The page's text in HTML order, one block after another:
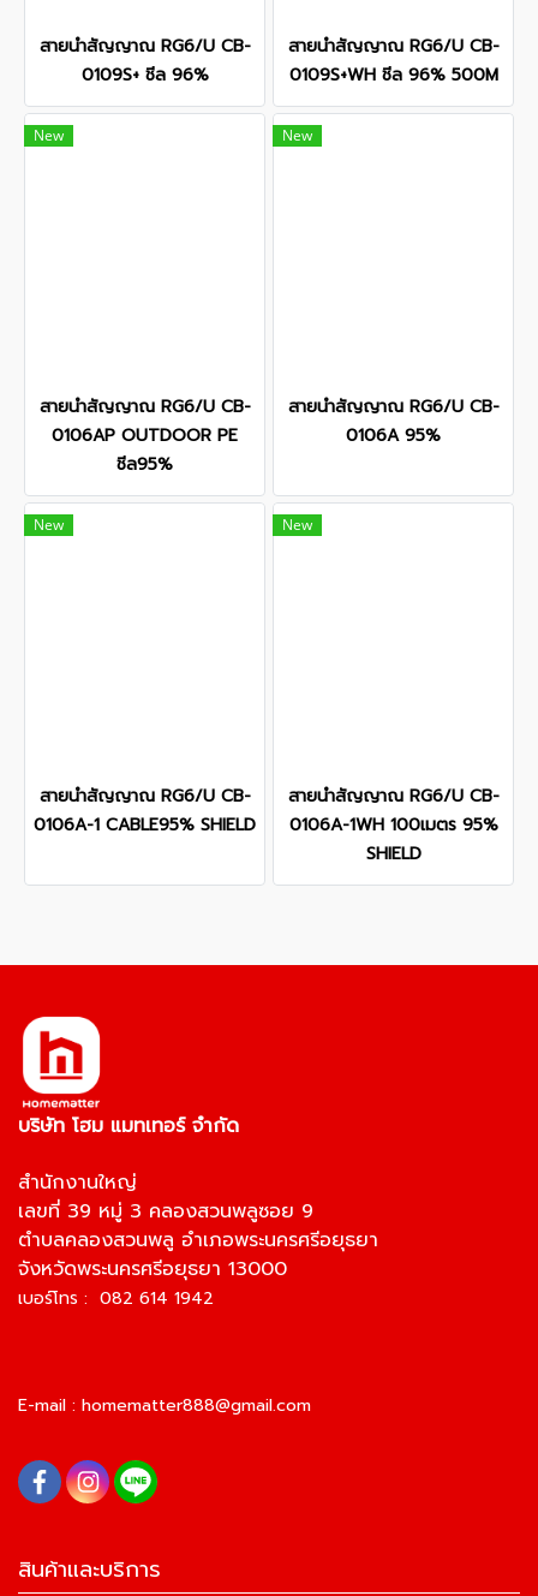
สายนำสัญญาณ RG6/U CB-
0109S+ ชีล 96%
สายนำสัญญาณ RG6/U CB-
0109S+WH ชีล 96% 500M
New
สายนำสัญญาณ RG6/U CB-
0106AP OUTDOOR PE
ชีล95%
New
สายนำสัญญาณ RG6/U CB-
0106A 95%
New
สายนำสัญญาณ RG6/U CB-
0106A-1 CABLE95% SHIELD
New
สายนำสัญญาณ RG6/U CB-
0106A-1WH 100เมตร 95%
SHIELD
บริษัท โฮม แมทเทอร์ จำกัด
สำนักงานใหญ่
เลขที่ 39 หมู่ 3 คลองสวนพลูซอย 9
ตำบลคลองสวนพลู อำเภอพระนครศรีอยุธยา
จังหวัดพระนครศรีอยุธยา 13000
เบอร์โทร : 082 614 1942
E-mail : homematter888@gmail.com
สินค้าและบริการ